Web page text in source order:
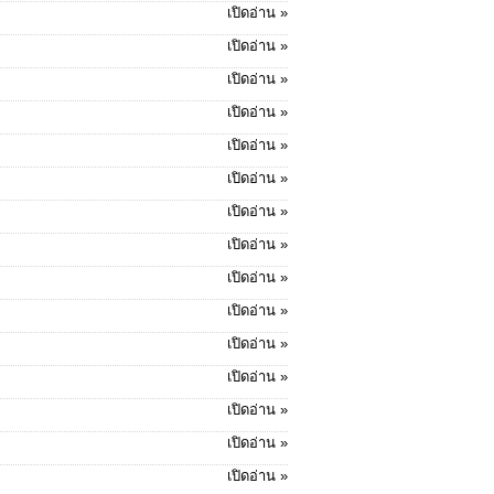
เปิดอ่าน »
เปิดอ่าน »
เปิดอ่าน »
เปิดอ่าน »
เปิดอ่าน »
เปิดอ่าน »
เปิดอ่าน »
เปิดอ่าน »
เปิดอ่าน »
เปิดอ่าน »
เปิดอ่าน »
เปิดอ่าน »
เปิดอ่าน »
เปิดอ่าน »
เปิดอ่าน »